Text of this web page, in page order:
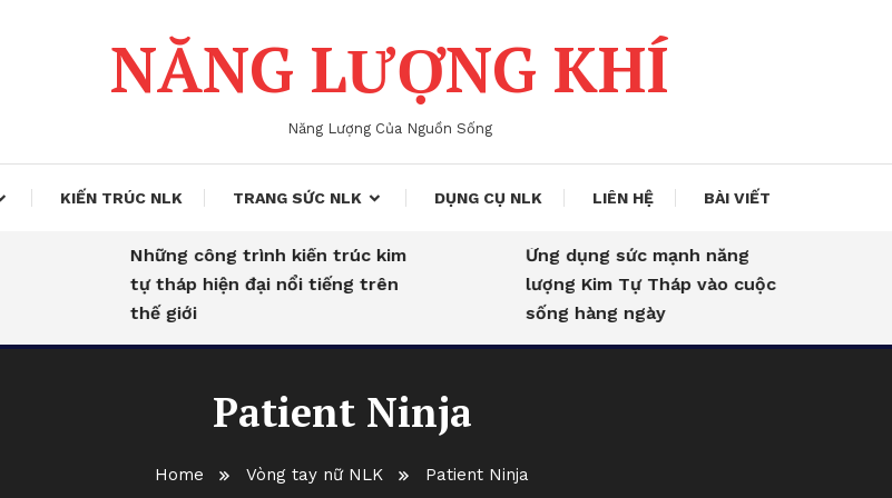
NĂNG LƯỢNG KHÍ
Năng Lượng Của Nguồn Sống
KIẾN TRÚC NLK TRANG SỨC NLK DỤNG CỤ NLK LIÊN HỆ BÀI VIẾT
Những công trình kiến trúc kim
tự tháp hiện đại nổi tiếng trên
thế giới
Ứng dụng sức mạnh năng
lượng Kim Tự Tháp vào cuộc
sống hàng ngày
Patient Ninja
Home Vòng tay nữ NLK Patient Ninja